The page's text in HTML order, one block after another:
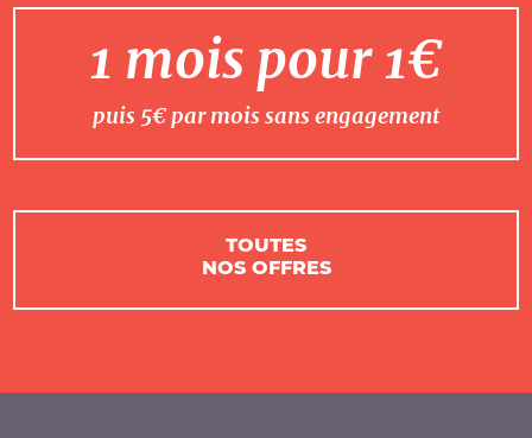
1 mois pour 1€
puis 5€ par mois sans engagement
TOUTES
NOS OFFRES